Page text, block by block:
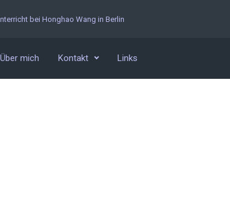
bei Honghao Wang in Berlin
Über mich Kontakt Links